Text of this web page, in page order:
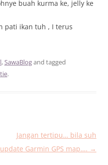
buah kurma ke, jelly ke
pati ikan tuh , I terus
,SawaBlogand tagged
.
Jangan tertipu… bila suh
update Garmin GPS map…. →